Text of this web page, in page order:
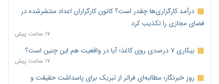
درآمد کارگزاری‌ها چقدر است؟ کانون کارگزاران اعداد منتشرشده در
فضای مجازی را تکذیب کرد
۱۷ ساعت پیش
بیکاری ۷ درصدی روی کاغذ؛ آیا در واقعیت هم این چنین است؟
۱۷ ساعت پیش
روز خبرنگار؛ مطالبه‌ای فراتر از تبریک برای پاسداشت حقیقت و